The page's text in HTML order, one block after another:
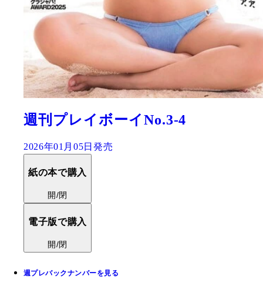
週刊プレイボーイNo.3-4
2026年01月05日発売
紙の本で購入
開/閉
電子版で購入
開/閉
週プレバックナンバーを見る